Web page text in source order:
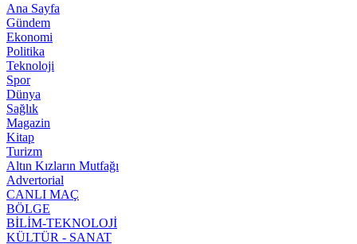
Ana Sayfa
Gündem
Ekonomi
Politika
Teknoloji
Spor
Dünya
Sağlık
Magazin
Kitap
Turizm
Altın Kızların Mutfağı
Advertorial
CANLI MAÇ
BÖLGE
BİLİM-TEKNOLOJİ
KÜLTÜR - SANAT